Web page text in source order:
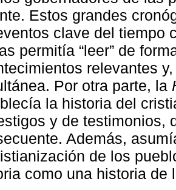
Estos grandes
clave del tiempo
permitía “leer” de
relevantes
Por otra parte, la
la historia del
y de testimonios,
Además,
de los
como una historia de